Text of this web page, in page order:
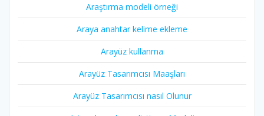
Araştırma modeli örneği
Araya anahtar kelime ekleme
Arayüz kullanma
Arayüz Tasarımcısı Maaşları
Arayüz Tasarımcısı nasıl Olunur